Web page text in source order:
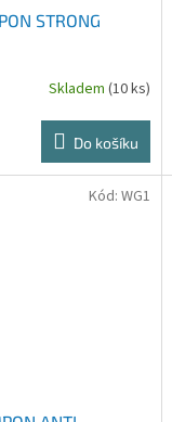
STRONG
Skladem (10 ks)
Do košíku
Kód: WG1